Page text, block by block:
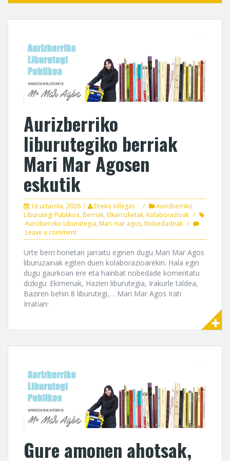
Aurizberriko
liburutegiko berriak
Mari Mar Agosen
eskutik
16 urtarrila, 2026 Eneko Villegas
Aurizberriko
Liburutegi Publikoa,Berriak,Elkarrizketak,Kolaborazioak
Aurizberriko Liburutegia,Mari mar agos,Nobedadeak
Leave a comment
Urte berri honetan jarraitu eginen dugu Mari Mar Agos
liburuzainak egiten duen kolaborazioarekin. Hala egin
dugu gaurkoan ere eta hainbat nobedade komentatu
dizkigu: Ekimenak, Hazien liburutegia, Irakurle taldea,
Baziren behin 8 liburutegi,… Mari Mar Agos Irati
Irratian:
Gure amonen ahotsak,